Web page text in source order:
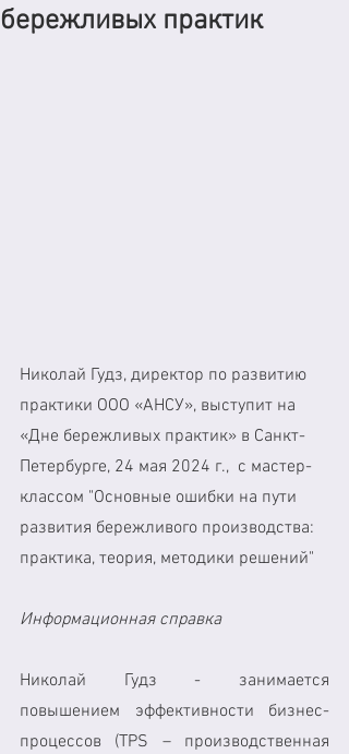
бережливых практик
Николай Гудз, директор по развитию
практики ООО «АНСУ», выступит на
«Дне бережливых практик» в Санкт-
Петербурге, 24 мая 2024 г.,  с мастер-
классом "Основные ошибки на пути
развития бережливого производства:
практика, теория, методики решений"
Информационная справка
Николай Гудз - занимается
повышением эффективности бизнес-
процессов (TPS – производственная